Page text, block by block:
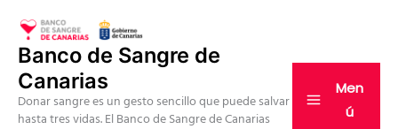
contenido
Banco de Sangre de
Canarias
Donar sangre es un gesto sencillo que puede salvar
hasta tres vidas. El Banco de Sangre de Canarias
Men
ú